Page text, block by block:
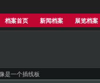
档案首页 新闻档案 展览档案
是一个插线板